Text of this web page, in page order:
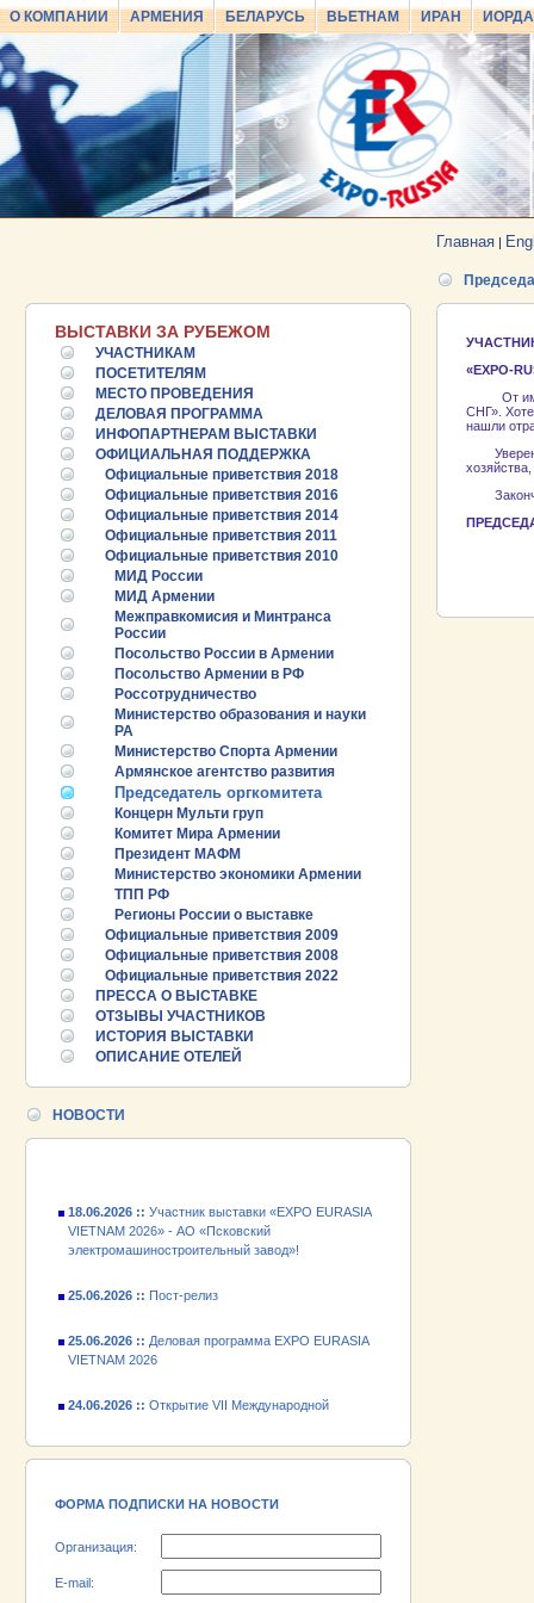
О КОМПАНИИ АРМЕНИЯ БЕЛАРУСЬ ВЬЕТНАМ ИРАН
Главная |
ВЫСТАВКИ ЗА РУБЕЖОМ
УЧАСТНИКАМ
ПОСЕТИТЕЛЯМ
МЕСТО ПРОВЕДЕНИЯ
ДЕЛОВАЯ ПРОГРАММА
ИНФОПАРТНЕРАМ ВЫСТАВКИ
ОФИЦИАЛЬНАЯ ПОДДЕРЖКА
Официальные приветствия 2018
Официальные приветствия 2016
Официальные приветствия 2014
Официальные приветствия 2011
Официальные приветствия 2010
МИД России
МИД Армении
Межправкомисия и Минтранса
России
Посольство России в Армении
Посольство Армении в РФ
Россотрудничество
Министерство образования и науки
РА
Министерство Спорта Армении
Армянское агентство развития
Председатель оргкомитета
Концерн Мульти груп
Комитет Мира Армении
Президент МАФМ
Министерство экономики Армении
ТПП РФ
Регионы России о выставке
Официальные приветствия 2009
Официальные приветствия 2008
Официальные приветствия 2022
ПРЕССА О ВЫСТАВКЕ
ОТЗЫВЫ УЧАСТНИКОВ
ИСТОРИЯ ВЫСТАВКИ
ОПИСАНИЕ ОТЕЛЕЙ
НОВОСТИ
25.06.2026 ::Пост-релиз
25.06.2026 ::Деловая программа EXPO EURASIA
VIETNAM 2026
промышленной выставки «EXPO EURASIA
VIETNAM 2026»
VIETNAM 2026» - АО «Псковский
электромашиностроительный завод»!
VIETNAM 2026
промышленной выставки «EXPO EURASIA
18.06.2026 ::Участник выставки «EXPO EURASIA
электромашиностроительный завод»!
ФОРМА ПОДПИСКИ НА НОВОСТИ
Организация:
E-mail:
«EXPO-
От имени
СНГ».
нашли
Уверен,